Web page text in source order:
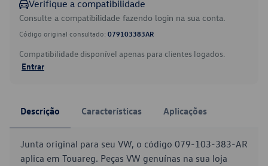
Verifique a compatibilidade
Consulte a compatibilidade fazendo login na sua conta.
Código original consultado: 079103383AR
Compatibilidade disponível apenas para clientes logados.
Entrar
Descrição Características Aplicações
Junta original para seu VW, o código 079-103-383-AR
aplica em Touareg. Peças VW genuínas na sua loja